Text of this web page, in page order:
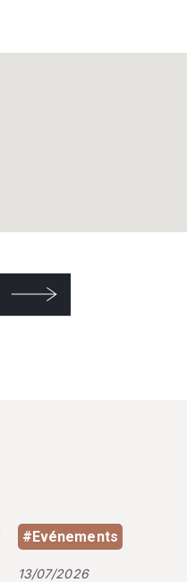
#Evénements
13/07/2026